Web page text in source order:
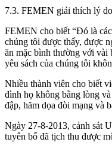
7.3. FEMEN giải thích lý
FEMEN cho biết “Đó là
chúng tôi được thấy, được
ăn mặc bình thường với vài
yêu sách của chúng tôi
Nhiều thành viên cho biết
đình họ không bằng lòng
đập, hăm dọa đòi mạng và
Ngày 27-8-2013, cảnh sát
tuyên bố đã tịch thu được